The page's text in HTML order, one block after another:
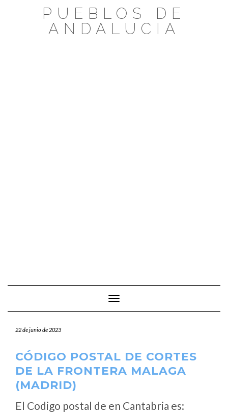
PUEBLOS DE
ANDALUCIA
Cambiar modo de navegación
22 de junio de 2023
CÓDIGO POSTAL DE CORTES
DE LA FRONTERA MALAGA
(MADRID)
El Codigo postal de en Cantabria es: